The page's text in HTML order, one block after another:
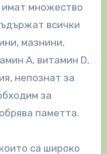
имат множество
всички
мазнини,
А, витамин D,
непознат за
за
паметта.
са широко